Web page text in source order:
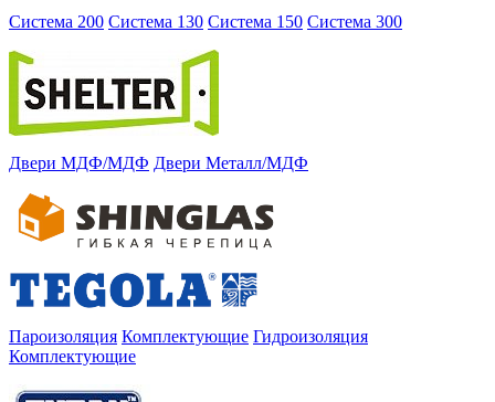
Система 200 Система 130 Система 150 Система 300
Двери МДФ/МДФ Двери Металл/МДФ
Пароизоляция Комплектующие Гидроизоляция
Комплектующие